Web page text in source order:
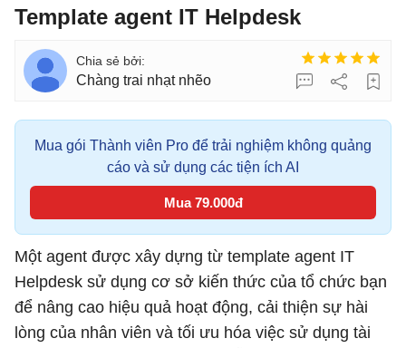
Template agent IT Helpdesk
Chàng trai nhạt nhẽo
Mua gói Thành viên Pro để trải nghiệm không quảng
cáo và sử dụng các tiện ích AI
Mua 79.000đ
Một agent được xây dựng từ template agent IT
Helpdesk sử dụng cơ sở kiến ​​thức của tổ chức bạn
để nâng cao hiệu quả hoạt động, cải thiện sự hài
lòng của nhân viên và tối ưu hóa việc sử dụng tài